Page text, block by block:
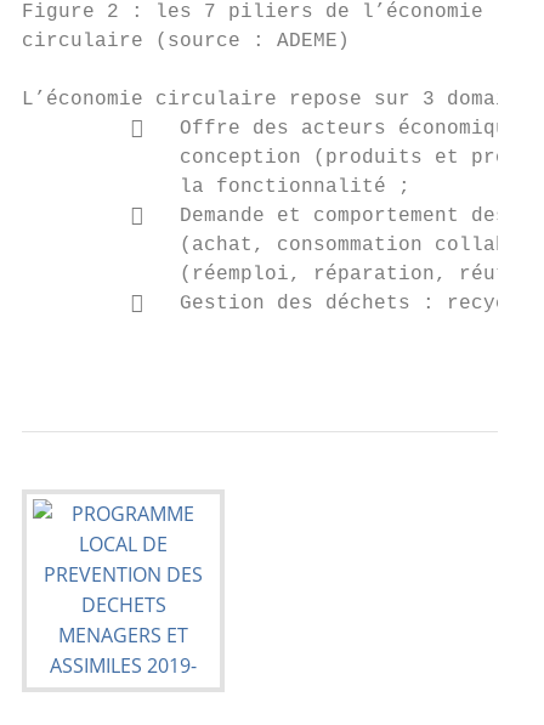
Figure 2 : les 7 piliers de l’économie
circulaire (source : ADEME)
L’économie circulaire repose sur 3
   Offre des acteurs
conception (produits et
             la fonctionnalité ;
   Demande et comportement des
(achat, consommation
(réemploi, réparation,
   Gestion des déchets :